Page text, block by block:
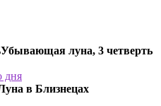
Убывающая луна, 3 четверть
дня
в Близнецах